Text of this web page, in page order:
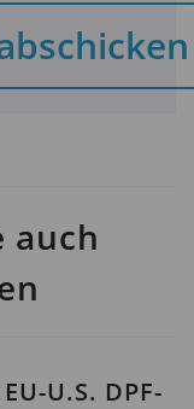
auch
U.S. DPF-